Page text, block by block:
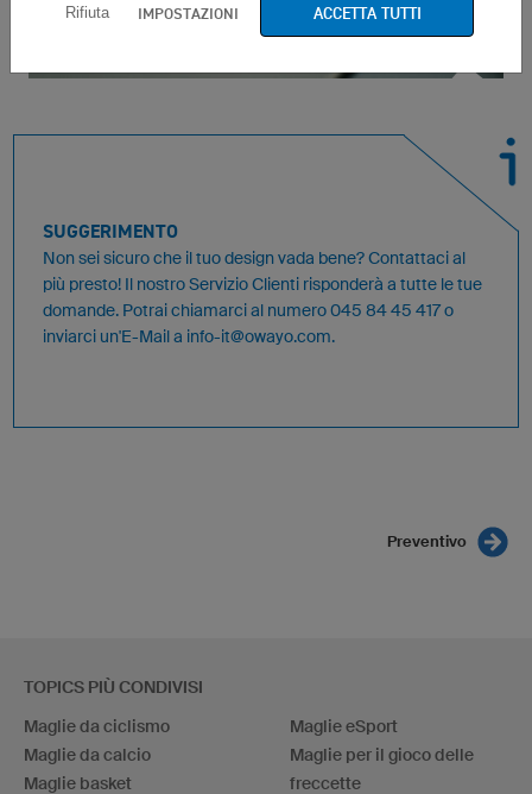
SUGGERIMENTO
Non sei sicuro che il tuo design vada bene? Contattaci al
più presto! Il nostro Servizio Clienti risponderà a tutte le tue
domande. Potrai chiamarci al numero 045 84 45 417 o
inviarci un'E-Mail a info-it@owayo.com.
Preventivo
TOPICS PIÙ CONDIVISI
Maglie da ciclismo
Maglie da calcio
Maglie basket
Maglie eSport
Maglie per il gioco delle
freccette
Rifiuta IMPOSTAZIONI ACCETTA TUTTI